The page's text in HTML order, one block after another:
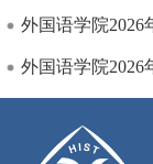
外国语学院2026
外国语学院2026